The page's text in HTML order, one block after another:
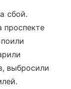
сбой.
проспекте
выбросили